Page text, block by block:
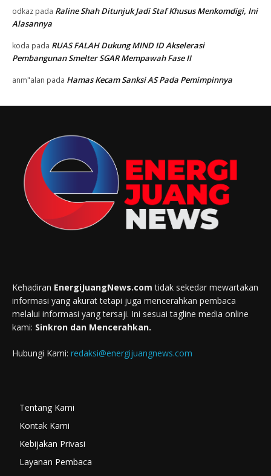
odkaz pada Raline Shah Ditunjuk Jadi Staf Khusus Menkomdigi, Ini
Alasannya
koda pada RUAS FALAH Dukung MIND ID Akselerasi
Pembangunan Smelter SGAR Mempawah Fase II
anm"alan pada Hamas Kecam Sanksi AS Pada Pemimpinnya
Kehadiran EnergiJuangNews.com tidak sekedar mewartakan
informasi yang akurat tetapi juga mencerahkan pembaca
melalui informasi yang tersaji. Ini sesuai tagline media online
kami: Sinkron dan Mencerahkan.
Hubungi Kami: redaksi@energijuangnews.com
Tentang Kami
Kontak Kami
Kebijakan Privasi
Layanan Pembaca